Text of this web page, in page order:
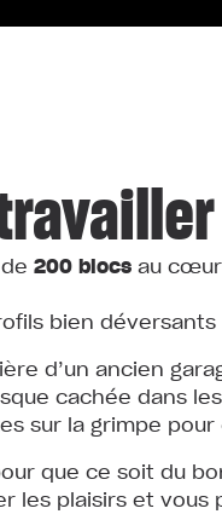
200 blocs au
bien déversants
d’un ancien
cachée dans
sur la grimpe pour
que ce soit du
les plaisirs et